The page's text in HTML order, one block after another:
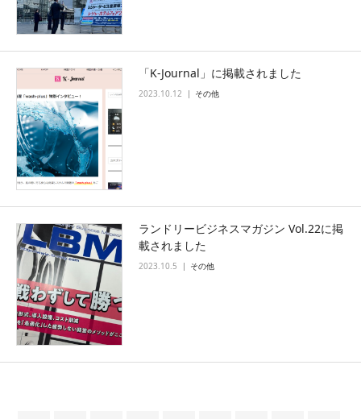
「K-Journal」に掲載されました
2023.10.12 その他
ランドリービジネスマガジン Vol.22に掲
載されました
2023.10.5 その他